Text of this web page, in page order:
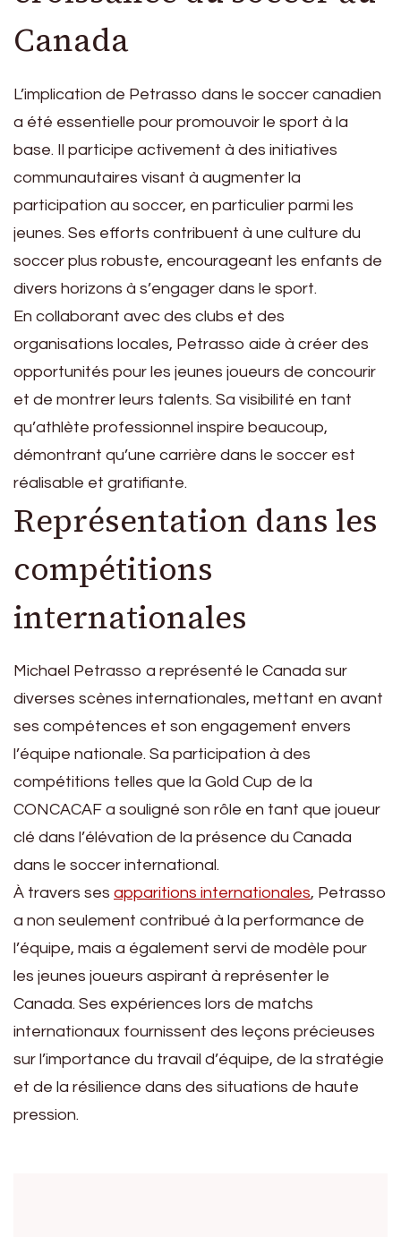
Canada
L’implication de Petrasso dans le soccer canadien
a été essentielle pour promouvoir le sport à la
base. Il participe activement à des initiatives
communautaires visant à augmenter la
participation au soccer, en particulier parmi les
jeunes. Ses efforts contribuent à une culture du
soccer plus robuste, encourageant les enfants de
divers horizons à s’engager dans le sport.
En collaborant avec des clubs et des
organisations locales, Petrasso aide à créer des
opportunités pour les jeunes joueurs de concourir
et de montrer leurs talents. Sa visibilité en tant
qu’athlète professionnel inspire beaucoup,
démontrant qu’une carrière dans le soccer est
réalisable et gratifiante.
Représentation dans les
compétitions
internationales
Michael Petrasso a représenté le Canada sur
diverses scènes internationales, mettant en avant
ses compétences et son engagement envers
l’équipe nationale. Sa participation à des
compétitions telles que la Gold Cup de la
CONCACAF a souligné son rôle en tant que joueur
clé dans l’élévation de la présence du Canada
dans le soccer international.
À travers ses apparitions internationales, Petrasso
a non seulement contribué à la performance de
l’équipe, mais a également servi de modèle pour
les jeunes joueurs aspirant à représenter le
Canada. Ses expériences lors de matchs
internationaux fournissent des leçons précieuses
sur l’importance du travail d’équipe, de la stratégie
et de la résilience dans des situations de haute
pression.